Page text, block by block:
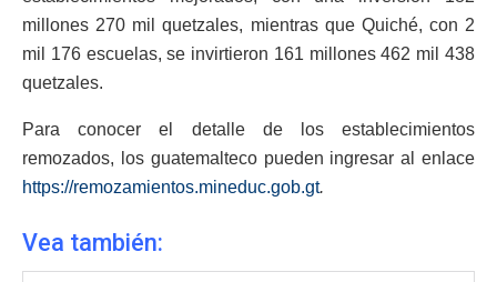
millones 270 mil quetzales, mientras que Quiché, con 2
mil 176 escuelas, se invirtieron 161 millones 462 mil 438
quetzales.
Para conocer el detalle de los establecimientos
remozados, los guatemalteco pueden ingresar al enlace
https://remozamientos.mineduc.gob.gt.
Vea también: